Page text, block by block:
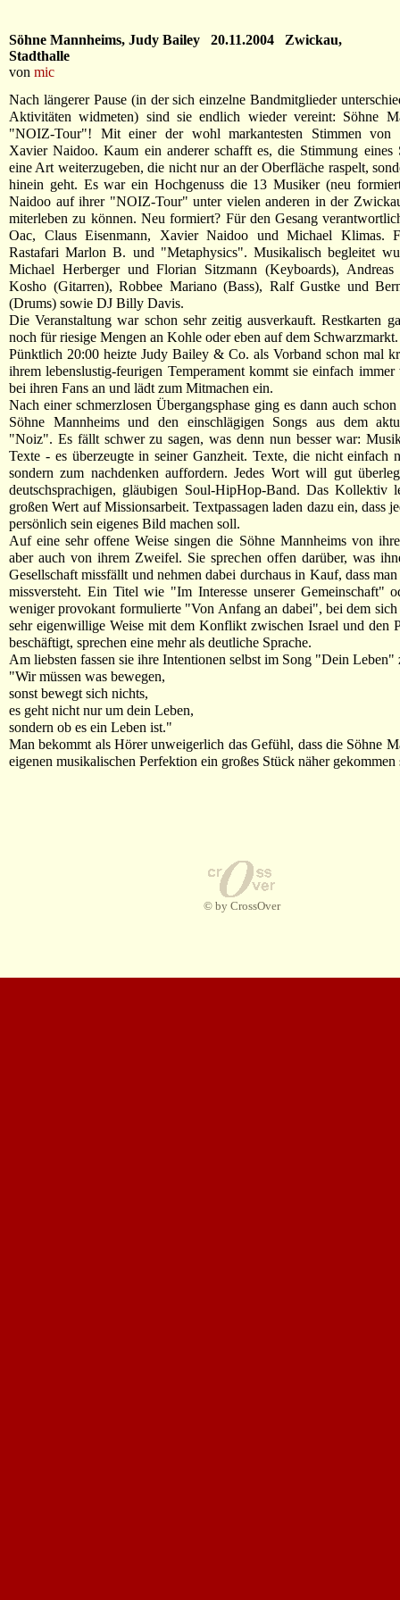
Söhne Mannheims, Judy Bailey 20.11.2004 Zwickau,
Stadthalle
von mic
Nach längerer Pause (in der sich einzelne Bandmitglieder
Aktivitäten widmeten) sind sie endlich wieder vereint: Söhne
"NOIZ-Tour"! Mit einer der wohl markantesten Stimmen von
Xavier Naidoo. Kaum ein anderer schafft es, die Stimmung eines
eine Art weiterzugeben, die nicht nur an der Oberfläche raspelt,
hinein geht. Es war ein Hochgenuss die 13 Musiker (neu
Naidoo auf ihrer "NOIZ-Tour" unter vielen anderen in der
miterleben zu können. Neu formiert? Für den Gesang
Oac, Claus Eisenmann, Xavier Naidoo und Michael Klimas.
Rastafari Marlon B. und "Metaphysics". Musikalisch begleitet
Michael Herberger und Florian Sitzmann (Keyboards), Andreas
Kosho (Gitarren), Robbee Mariano (Bass), Ralf Gustke und
(Drums) sowie DJ Billy Davis.
Die Veranstaltung war schon sehr zeitig ausverkauft. Restkarten
noch für riesige Mengen an Kohle oder eben auf dem Schwarzmarkt.
Pünktlich 20:00 heizte Judy Bailey & Co. als Vorband schon mal
ihrem lebenslustig-feurigen Temperament kommt sie einfach immer
bei ihren Fans an und lädt zum Mitmachen ein.
Nach einer schmerzlosen Übergangsphase ging es dann auch
Söhne Mannheims und den einschlägigen Songs aus dem
"Noiz". Es fällt schwer zu sagen, was denn nun besser war:
Texte - es überzeugte in seiner Ganzheit. Texte, die nicht einfach
sondern zum nachdenken auffordern. Jedes Wort will gut
deutschsprachigen, gläubigen Soul-HipHop-Band. Das Kollektiv
großen Wert auf Missionsarbeit. Textpassagen laden dazu ein, dass
persönlich sein eigenes Bild machen soll.
Auf eine sehr offene Weise singen die Söhne Mannheims von
aber auch von ihrem Zweifel. Sie sprechen offen darüber, was
Gesellschaft missfällt und nehmen dabei durchaus in Kauf, dass
missversteht. Ein Titel wie "Im Interesse unserer Gemeinschaft"
weniger provokant formulierte "Von Anfang an dabei", bei dem
sehr eigenwillige Weise mit dem Konflikt zwischen Israel und den
beschäftigt, sprechen eine mehr als deutliche Sprache.
Am liebsten fassen sie ihre Intentionen selbst im Song "Dein Leben"
"Wir müssen was bewegen,
sonst bewegt sich nichts,
es geht nicht nur um dein Leben,
sondern ob es ein Leben ist."
Man bekommt als Hörer unweigerlich das Gefühl, dass die Söhne
eigenen musikalischen Perfektion ein großes Stück näher gekommen
© by CrossOver